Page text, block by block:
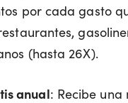
por cada gasto
(hasta 26X).
anual: Recibe una